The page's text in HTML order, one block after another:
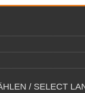
/ SELECT